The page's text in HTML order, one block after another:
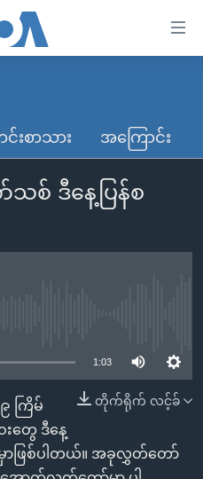
းစာသား အကြောင်း
စ် ဒီနေ့ပြန်စ
1:03
တိုက်ရိုက် လင့်ခ်
ကြိမ်
တွေ ဒီနေ့
ာဖြစ်ပါတယ်။ အခုလွှတ်တော်